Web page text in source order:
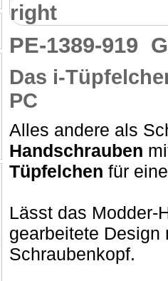
right
PE-1389-919
Das i-
PC
Alles andere als
Handschrauben
Tüpfelchen für
Lässt das Modder-
gearbeitete
Schraubenkopf.